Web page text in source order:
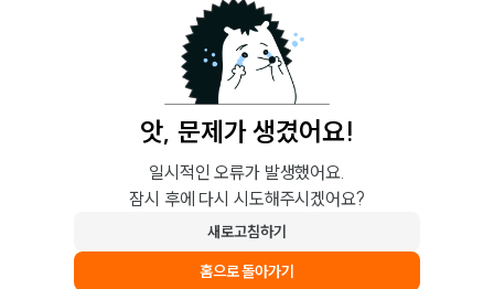
앗, 문제가 생겼어요!
일시적인 오류가 발생했어요.
잠시 후에 다시 시도해주시겠어요?
새로고침하기
홈으로 돌아가기